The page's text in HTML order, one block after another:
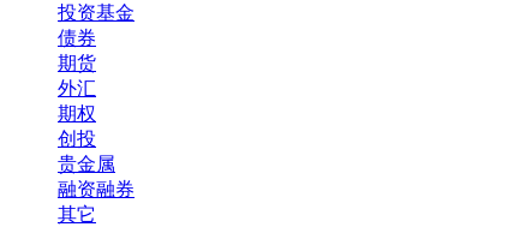
投资基金
债券
期货
外汇
期权
创投
贵金属
融资融券
其它